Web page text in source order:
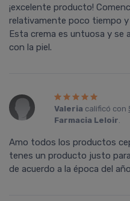
¡excelente producto!
relativamente poco tiempo
Esta crema es untuosa y se
con la piel.
Valeria calificó con
Farmacia Leloir.
Amo todos los productos
tenes un producto justo
de acuerdo a la época del